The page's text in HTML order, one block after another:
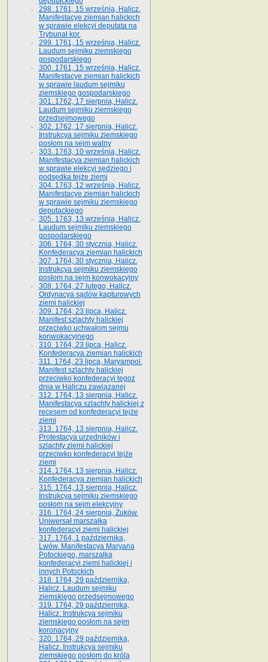
298. 1761, 15 września, Halicz.
Manifestacye ziemian halickich
w sprawie elekcyi deputata na
Trybunał kor.
299. 1761, 15 września, Halicz.
Laudum sejmiku ziemskiego
gospodarskiego
300. 1761, 15 września, Halicz.
Manifestacye ziemian halickich
w sprawie laudum sejmiku
ziemskiego gospodarskiego
301. 1762, 17 sierpnia, Halicz.
Laudum sejmiku ziemskiego
przedsejmowego
302. 1762, 17 sierpnia, Halicz.
Instrukcya sejmiku ziemskiego
posłom na sejm walny
303. 1763, 10 września, Halicz.
Manifestacya ziemian halickich
w sprawie elekcyi sędziego i
podsędka tejże ziemi
304. 1763, 12 września, Halicz.
Manifestacye ziemian halickich
w sprawie sejmiku ziemskiego
deputackiego
305. 1763, 13 września, Halicz.
Laudum sejmiku ziemskiego
gospodarskiego
306. 1764, 30 stycznia, Halicz.
Konfederacya ziemian halickich
307. 1764, 30 stycznia, Halicz.
Instrukcya sejmiku ziemskiego
posłom na sejm konwokacyjny
308. 1764, 27 lutego, Halicz.
Ordynacya sądów kapturowych
ziemi halickiej
309. 1764, 23 lipca, Halicz.
Manifest szlachty halickiej
przeciwko uchwałom sejmu
konwokacyjnego
310. 1764, 23 lipca, Halicz.
Konfederacya ziemian halickich
311. 1764, 23 lipca, Maryampol.
Manifest szlachty halickiej
przeciwko konfederacyi tegoż
dnia w Haliczu zawiązanej
312. 1764, 13 sierpnia, Halicz.
Manifestacya szlachty halickiej z
recesem od konfederacyi tejże
ziemi
313. 1764, 13 sierpnia, Halicz.
Protestacya urzędników i
szlachty ziemi halickiej
przeciwko konfederacyi tejże
ziemi
314. 1764, 13 sierpnia, Halicz.
Konfederacya ziemian halickich
315. 1764, 13 sierpnia, Halicz.
Instrukcya sejmiku ziemskiego
posłom na sejm elekcyjny
316. 1764, 24 sierpnia, Żuków.
Uniwersał marszałka
konfederacyi ziemi halickiej
317. 1764, 1 października,
Lwów. Manifestacya Maryana
Potockiego, marszałka
konfederacyi ziemi halickiej i
innych Potockich
318. 1764, 29 października,
Halicz. Laudum sejmiku
ziemskiego przedsejmowego
319. 1764, 29 października,
Halicz. Instrukcya sejmiku
ziemskiego posłom na sejm
koronacyjny
320. 1764, 29 października,
Halicz. Instrukcya sejmiku
ziemskiego posłom do króla